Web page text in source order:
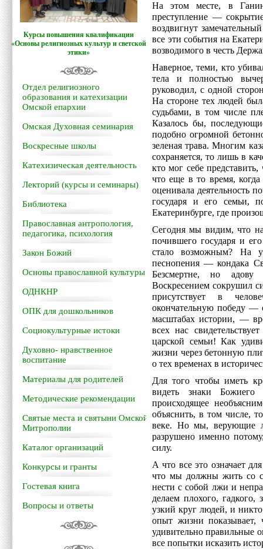
Курсы повышения квалификации
«Основы религиозных культур и светской
этики»
Отдел религиозного
образования и катехизации
Омской епархии
Омская Духовная семинария
Воскресные школы
Катехизическая деятельность
Лекторий (курсы и семинары)
Библиотека
Православная антропология,
педагогика, психология
Закон Божий
Основы православной культуры
ОДНКНР
ОПК для дошкольников
Социокультурные истоки
Духовно- нравственное
воспитание
Материалы для родителей
Методические рекомендации
Святые места и святыни Омской
Митрополии
Каталог организаций
Конкурсы и гранты
Гостевая книга
Вопросы и ответы
На этом месте, в
преступление —
воздвигнут
все эти события на
возводимого в честь
Наверное, теми, кто
тела и полностью
руководил, с одной
На стороне тех людей
судьбами, в том числе
Казалось бы,
подобно огромной
зеленая трава. Многим
сохраняется, то лишь в
кто мог себе
что еще в то время, когда
оценивала деятельность
государя и его семьи,
Екатеринбурге, где
Сегодня мы видим, что
почившего государя и
стало возможным? На
песнопения — кондака
Безсмертне, но
Воскресением сокрушил
присутствует в
окончательную победу —
масштабах истории, —
всех нас
царской семьи! Как
жизни через бетонную
о тех временах в
Для того чтобы иметь
видеть знаки Божиего
происходящее
объяснить, в том числе,
веке. Но мы, верующие
разрушено именно
силу.
А что все это означает
что мы должны жить со
нести с собой лжи и
делаем плохого,
узкий круг людей, и
опыт жизни показывает,
удивительно правильные
все попытки исказить